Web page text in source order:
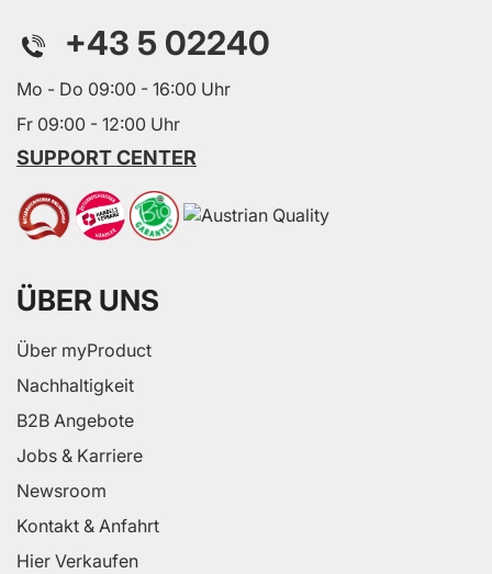
+43 5 02240
Mo - Do 09:00 - 16:00 Uhr
Fr 09:00 - 12:00 Uhr
SUPPORT CENTER
ÜBER UNS
Über myProduct
Nachhaltigkeit
B2B Angebote
Jobs & Karriere
Newsroom
Kontakt & Anfahrt
Hier Verkaufen